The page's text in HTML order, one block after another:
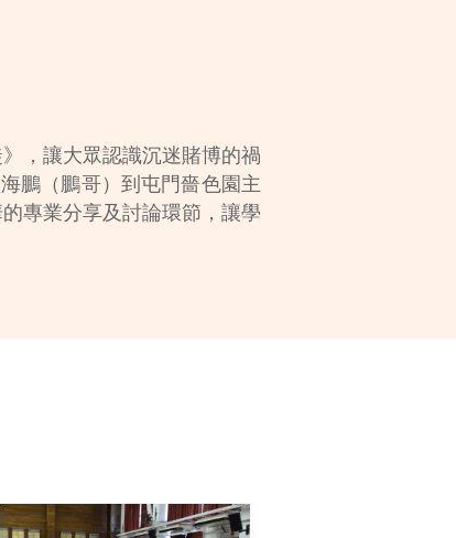
，讓大眾認識沉迷賭博的禍
鵬（鵬哥）到屯門嗇色園主
專業分享及討論環節，讓學